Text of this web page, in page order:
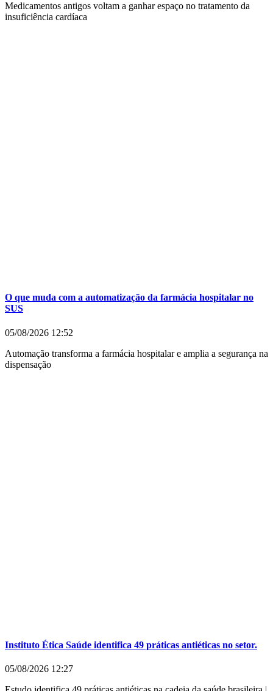
Medicamentos antigos voltam a ganhar espaço no tratamento da
insuficiência cardíaca
O que muda com a automatização da farmácia hospitalar no
SUS
05/08/2026 12:52
Automação transforma a farmácia hospitalar e amplia a segurança na
dispensação
Instituto Ética Saúde identifica 49 práticas antiéticas no setor.
05/08/2026 12:27